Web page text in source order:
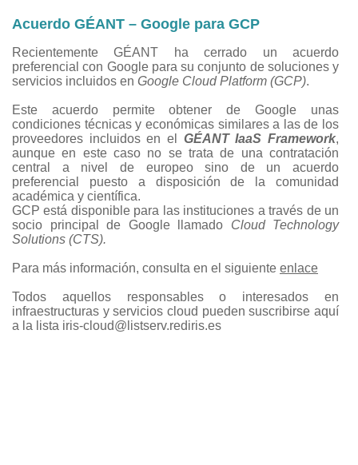
Acuerdo GÉANT – Google para GCP
Recientemente GÉANT ha cerrado un acuerdo
preferencial con Google para su conjunto de soluciones y
servicios incluidos en Google Cloud Platform (GCP).
Este acuerdo permite obtener de Google unas
condiciones técnicas y económicas similares a las de los
proveedores incluidos en el GÉANT IaaS Framework,
aunque en este caso no se trata de una contratación
central a nivel de europeo sino de un acuerdo
preferencial puesto a disposición de la comunidad
académica y científica.
GCP está disponible para las instituciones a través de un
socio principal de Google llamado Cloud Technology
Solutions (CTS).
Para más información, consulta en el siguiente enlace
Todos aquellos responsables o interesados en
infraestructuras y servicios cloud pueden suscribirse aquí
a la lista iris-cloud@listserv.rediris.es